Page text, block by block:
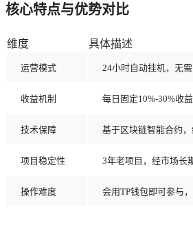
核心特点与优势对比
维度 具体描述
运营模式 24小时自动挂机，无
收益机制 每日固定10%-30%收
技术保障 基于区块链智能合约
项目稳定性 3年老项目，经市场长
操作难度 会用TP钱包即可参与